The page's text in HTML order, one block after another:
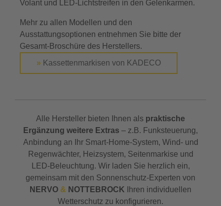
Volant und LED-Lichtstreifen in den Gelenkarmen.
Mehr zu allen Modellen und den
Ausstattungsoptionen entnehmen Sie bitte der
Gesamt-Broschüre des Herstellers.
» Kassettenmarkisen von KADECO
Alle Hersteller bieten Ihnen als praktische
Ergänzung weitere Extras – z.B. Funksteuerung,
Anbindung an Ihr Smart-Home-System, Wind- und
Regenwächter, Heizsystem, Seitenmarkise und
LED-Beleuchtung. Wir laden Sie herzlich ein,
gemeinsam mit den Sonnenschutz-Experten von
NERVO & NOTTEBROCK Ihren individuellen
Wetterschutz zu konfigurieren.